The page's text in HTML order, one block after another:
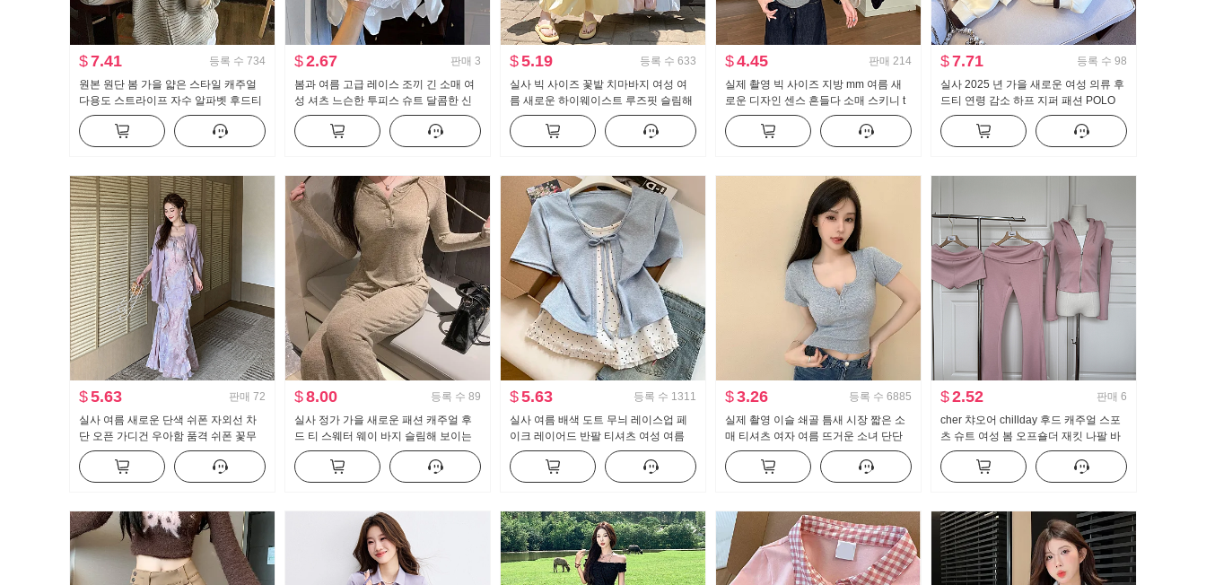
$7.41 등록 수 734
원본 원단 봄 가을 얇은 스타일 캐주얼
다용도 스트라이프 자수 알파벳 후드티
재킷
$2.67 판매 3
봄과 여름 고급 레이스 조끼 긴 소매 여
성 셔츠 느슨한 투피스 슈트 달콤한 신
선한
$5.19 등록 수 633
실사 빅 사이즈 꽃밭 치마바지 여성 여
름 새로운 하이웨이스트 루즈핏 슬림해
보이는 도루 센스 배기 바지 캐주얼 와
이드 레그 팬츠
$4.45 판매 214
실제 촬영 빅 사이즈 지방 mm 여름 새
로운 디자인 센스 흔들다 소매 스키니 t
캐주얼 슬림해 보이는 몸매 가꾸기 만나
는 맨위
$7.71 등록 수 98
실사 2025 년 가을 새로운 여성 의류 후
드티 연령 감소 하프 지퍼 패션 POLO
칼라 캐주얼 다용도 슬림해 보이는
$5.63 판매 72
실사 여름 새로운 단색 쉬폰 자외선 차
단 오픈 가디건 우아함 품격 쉬폰 꽃무
늬 여성 드레스 투피스 세트
$8.00 등록 수 89
실사 정가 가을 새로운 패션 캐주얼 후
드 티 스웨터 웨이 바지 슬림해 보이는
세트 스포츠 슈트 여성 트렌디
$5.63 등록 수 1311
실사 여름 배색 도트 무늬 레이스업 페
이크 레이어드 반팔 티셔츠 여성 여름
새로운 달콤한 스타일 작은 대중 맨위
$3.26 등록 수 6885
실제 촬영 이슬 쇄골 틈새 시장 짧은 소
매 티셔츠 여자 여름 뜨거운 소녀 단단
한 새로운 버튼 디자인 센스 짧은 단락
맨위
$2.52 판매 6
cher 챠오어 chillday 후드 캐주얼 스포
츠 슈트 여성 봄 오프숄더 재킷 나팔 바
지 3종 세트